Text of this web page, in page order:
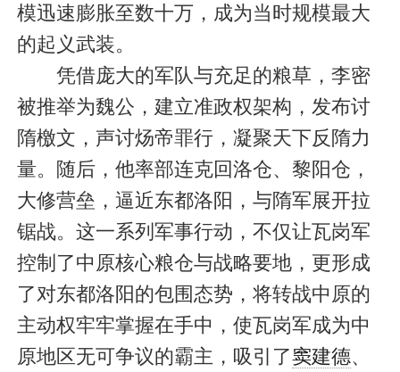
模迅速膨胀至数十万，成为当时规模最大
的起义武装。
凭借庞大的军队与充足的粮草，李密
被推举为魏公，建立准政权架构，发布讨
隋檄文，声讨炀帝罪行，凝聚天下反隋力
量。随后，他率部连克回洛仓、黎阳仓，
大修营垒，逼近东都洛阳，与隋军展开拉
锯战。这一系列军事行动，不仅让瓦岗军
控制了中原核心粮仓与战略要地，更形成
了对东都洛阳的包围态势，将转战中原的
主动权牢牢掌握在手中，使瓦岗军成为中
原地区无可争议的霸主，吸引了窦建德、